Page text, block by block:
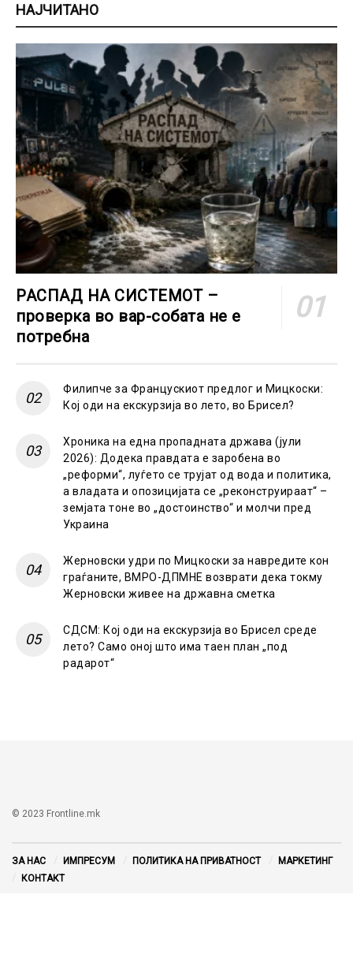
НАЈЧИТАНО
РАСПАД НА СИСТЕМОТ –
проверка во вар-собата не е
потребна
Филипче за Францускиот предлог и Мицкоски:
Кој оди на екскурзија во лето, во Брисел?
Хроника на една пропадната држава (јули
2026): Додека правдата е заробена во
„реформи“, луѓето се трујат од вода и политика,
а владата и опозицијата се „реконструираат“ –
земјата тоне во „достоинство“ и молчи пред
Украина
Жерновски удри по Мицкоски за навредите кон
граѓаните, ВМРО-ДПМНЕ возврати дека токму
Жерновски живее на државна сметка
СДСМ: Кој оди на екскурзија во Брисел среде
лето? Само оној што има таен план „под
радарот“
© 2023 Frontline.mk
ЗА НАС ИМПРЕСУМ ПОЛИТИКА НА ПРИВАТНОСТ
МАРКЕТИНГ
КОНТАКТ